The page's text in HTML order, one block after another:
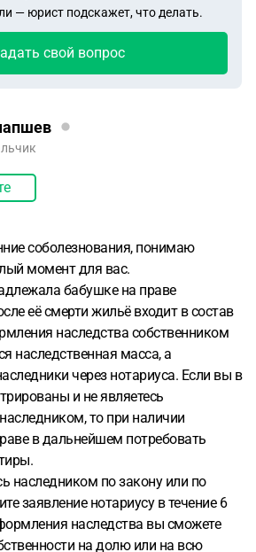
— юрист подскажет, что делать.
свой вопрос
соболезнования, понимаю
момент для вас.
бабушке на праве
её смерти жильё входит в состав
наследства собственником
наследственная масса, а
через нотариуса. Если вы в
и не являетесь
то при наличии
в дальнейшем потребовать
наследником по закону или по
заявление нотариусу в течение 6
наследства вы сможете
на долю или на всю